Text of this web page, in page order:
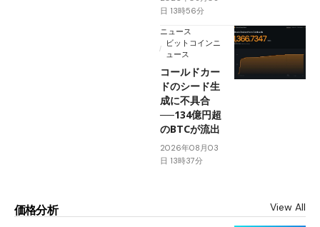
日 13時56分
ニュース
ビットコインニ
ュース
コールドカー
ドのシード生
成に不具合
──134億円超
のBTCが流出
2026年08月03
日 13時37分
価格分析 View All